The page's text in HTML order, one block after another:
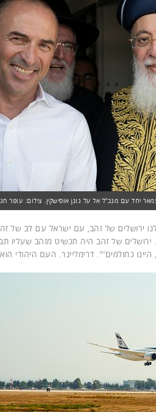
יחד עם מנכ"ל אל על גונן אוסישקין. צילום: עופר
ירושלים של זהב, עם ישראל עם לב של
של זהב היה תכשיט מזהב שעליו
כחולמים'". דרימליינר. העם היהודי